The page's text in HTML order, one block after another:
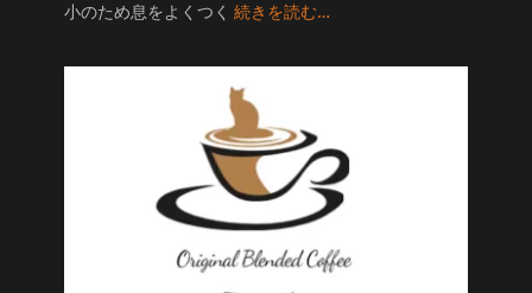
小のため息をよくつく 続きを読む…